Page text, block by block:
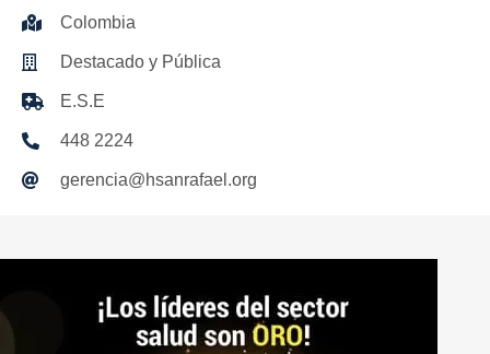
Colombia
Destacado y Pública
E.S.E
448 2224
gerencia@hsanrafael.org